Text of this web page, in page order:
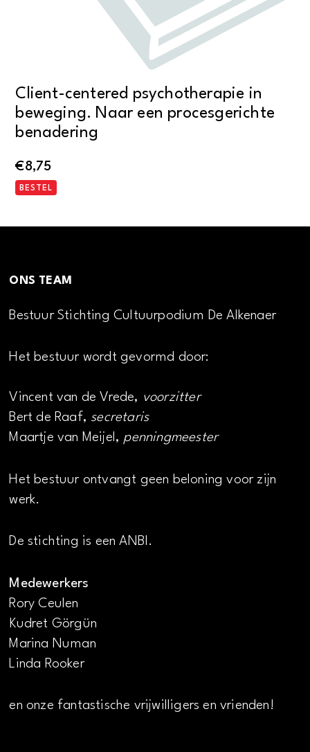
Client-centered psychotherapie in
beweging. Naar een procesgerichte
benadering
€8,75
BESTEL
ONS TEAM
Bestuur Stichting Cultuurpodium De Alkenaer
Het bestuur wordt gevormd door:
Vincent van de Vrede, voorzitter
Bert de Raaf, secretaris
Maartje van Meijel, penningmeester
Het bestuur ontvangt geen beloning voor zijn
werk.
De stichting is een ANBI.
Medewerkers
Rory Ceulen
Kudret Görgün
Marina Numan
Linda Rooker
en onze fantastische vrijwilligers en vrienden!